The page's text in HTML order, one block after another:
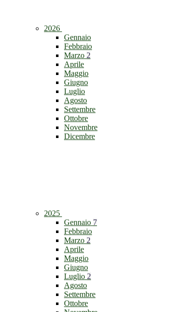
2026
Gennaio
Febbraio
Marzo 2
Aprile
Maggio
Giugno
Luglio
Agosto
Settembre
Ottobre
Novembre
Dicembre
2025
Gennaio 7
Febbraio
Marzo 2
Aprile
Maggio
Giugno
Luglio 2
Agosto
Settembre
Ottobre